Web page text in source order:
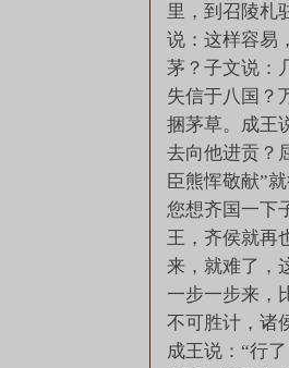
里，到召陵札
说：这样容易
茅？子文说：
失信于八国？
捆茅草。成王
去向他进贡？
臣熊恽敬献”
您想齐国一下
王，齐侯就再
来，就难了，
一步一步来，
不可胜计，诸
成王说：“行